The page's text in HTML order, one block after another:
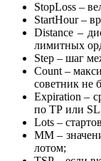
StopLoss –
StartHour –
Distance –
лимитных
Step – шаг
Count –
советник не
Expiration –
по ТР или SL,
Lots –
MM –
лотом;